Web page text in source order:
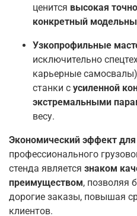
ценится высокая
конкретный
Узкопрофильные
исключительно
карьерные
станки с усиленной
экстремальными
весу.
Экономический эффект для
профессионального
стенда является знаком
преимуществом, позволяя
дорогие заказы, повышая
клиентов.